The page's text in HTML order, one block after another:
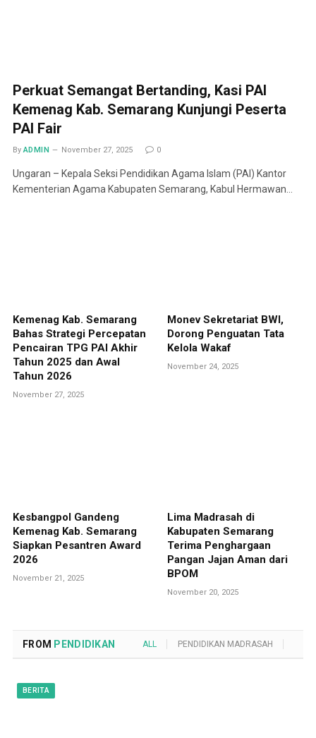
Perkuat Semangat Bertanding, Kasi PAI
Kemenag Kab. Semarang Kunjungi Peserta
PAI Fair
By ADMIN November 27, 2025 0
Ungaran – Kepala Seksi Pendidikan Agama Islam (PAI) Kantor
Kementerian Agama Kabupaten Semarang, Kabul Hermawan…
Kemenag Kab. Semarang
Bahas Strategi Percepatan
Pencairan TPG PAI Akhir
Tahun 2025 dan Awal
Tahun 2026
November 27, 2025
Monev Sekretariat BWI,
Dorong Penguatan Tata
Kelola Wakaf
November 24, 2025
Kesbangpol Gandeng
Kemenag Kab. Semarang
Siapkan Pesantren Award
2026
November 21, 2025
Lima Madrasah di
Kabupaten Semarang
Terima Penghargaan
Pangan Jajan Aman dari
BPOM
November 20, 2025
FROM PENDIDIKAN ALL PENDIDIKAN MADRASAH
BERITA